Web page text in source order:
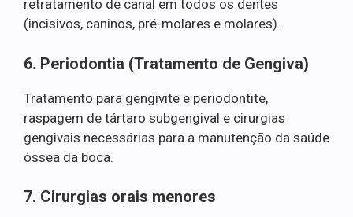
retratamento de canal em todos os dentes
(incisivos, caninos, pré-molares e molares).
6. Periodontia (Tratamento de Gengiva)
Tratamento para gengivite e periodontite,
raspagem de tártaro subgengival e cirurgias
gengivais necessárias para a manutenção da saúde
óssea da boca.
7. Cirurgias orais menores